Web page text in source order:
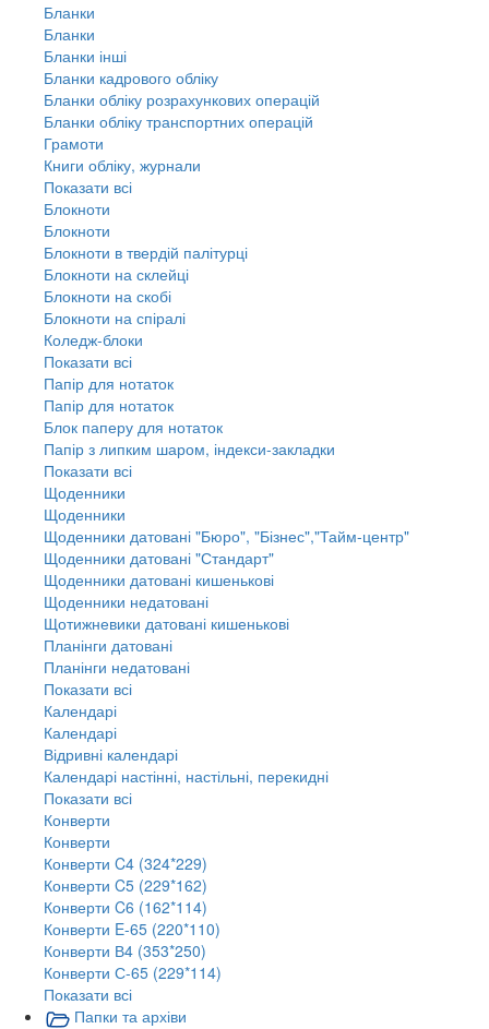
Бланки
Бланки
Бланки інші
Бланки кадрового обліку
Бланки обліку розрахункових операцій
Бланки обліку транспортних операцій
Грамоти
Книги обліку, журнали
Показати всі
Блокноти
Блокноти
Блокноти в твердій палітурці
Блокноти на склейці
Блокноти на скобі
Блокноти на спіралі
Коледж-блоки
Показати всі
Папір для нотаток
Папір для нотаток
Блок паперу для нотаток
Папір з липким шаром, індекси-закладки
Показати всі
Щоденники
Щоденники
Щоденники датовані "Бюро", "Бізнес","Тайм-центр"
Щоденники датовані "Стандарт"
Щоденники датовані кишенькові
Щоденники недатовані
Щотижневики датовані кишенькові
Планінги датовані
Планінги недатовані
Показати всі
Календарі
Календарі
Відривні календарі
Календарі настінні, настільні, перекидні
Показати всі
Конверти
Конверти
Конверти C4 (324*229)
Конверти C5 (229*162)
Конверти C6 (162*114)
Конверти E-65 (220*110)
Конверти В4 (353*250)
Конверти С-65 (229*114)
Показати всі
Папки та архіви